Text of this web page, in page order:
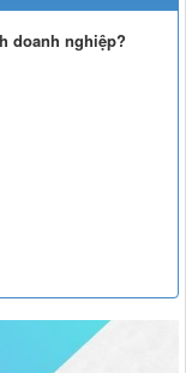
doanh nghiệp?